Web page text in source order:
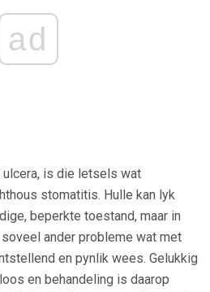
ad
ulcera, is die letsels wat
stomatitis. Hulle kan lyk
beperkte toestand, maar in
ander probleme wat met
en pynlik wees. Gelukkig
en behandeling is daarop